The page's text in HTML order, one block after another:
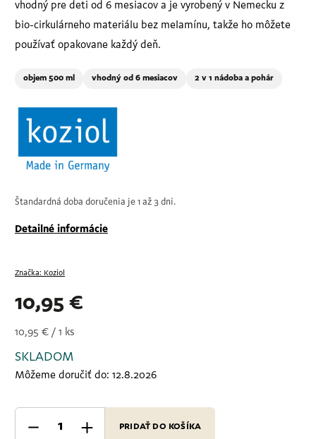
vhodný pre deti od 6 mesiacov a je vyrobený v Nemecku z
bio-cirkulárneho materiálu bez melamínu, takže ho môžete
používať opakovane každý deň.
objem 500 ml vhodný od 6 mesiacov 2 v 1 nádoba a pohár
Štandardná doba doručenia je 1 až 3 dni.
Detailné informácie
Značka: Koziol
10,95 €
10,95 € / 1 ks
SKLADOM
Môžeme doručiť do: 12.8.2026
PRIDAŤ DO KOŠÍKA